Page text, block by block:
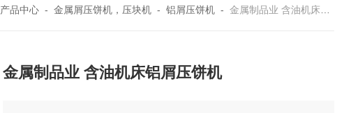
产品中心 -金属屑压饼机，压块机 -铝屑压饼机 -金属制品业 含油机床铝屑压饼机
金属制品业 含油机床铝屑压饼机